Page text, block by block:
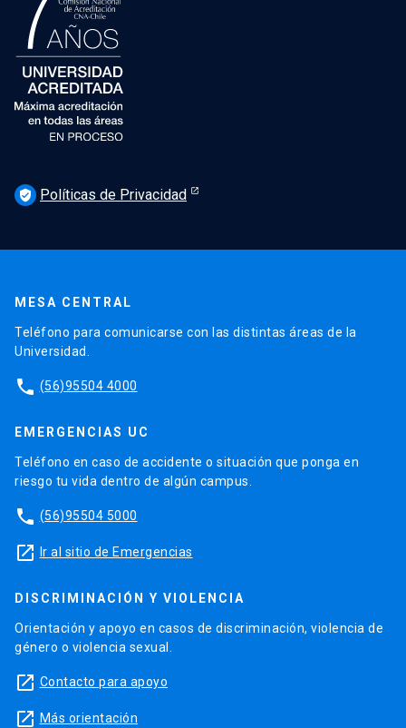
verified_user Políticas de Privacidad
MESA CENTRAL
Teléfono para comunicarse con las distintas áreas de la
Universidad.
phone (56)95504 4000
EMERGENCIAS UC
Teléfono en caso de accidente o situación que ponga en
riesgo tu vida dentro de algún campus.
phone (56)95504 5000
launch Ir al sitio de Emergencias
DISCRIMINACIÓN Y VIOLENCIA
Orientación y apoyo en casos de discriminación, violencia de
género o violencia sexual.
launch Contacto para apoyo
launch Más orientación